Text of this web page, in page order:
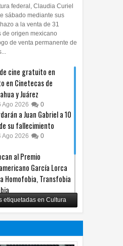
federal, Claudia Curiel
sábado mediante sus
a la venta de 31
origen mexicano
de venta permanente de
cine gratuito en
en Cinetecas de
y Juárez
Ago 2026 0
a Juan Gabriel a 10
su fallecimiento
Ago 2026 0
al Premio
García Lorca
Homofobia, Transfobia
UACH-SPAUACH 2026
textos académicos
etiquetadas en Cultura